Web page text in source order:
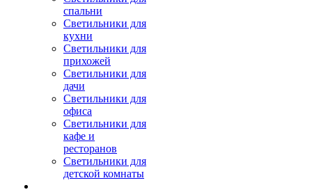
спальни
Светильники для
кухни
Светильники для
прихожей
Светильники для
дачи
Светильники для
офиса
Светильники для
кафе и
ресторанов
Светильники для
детской комнаты